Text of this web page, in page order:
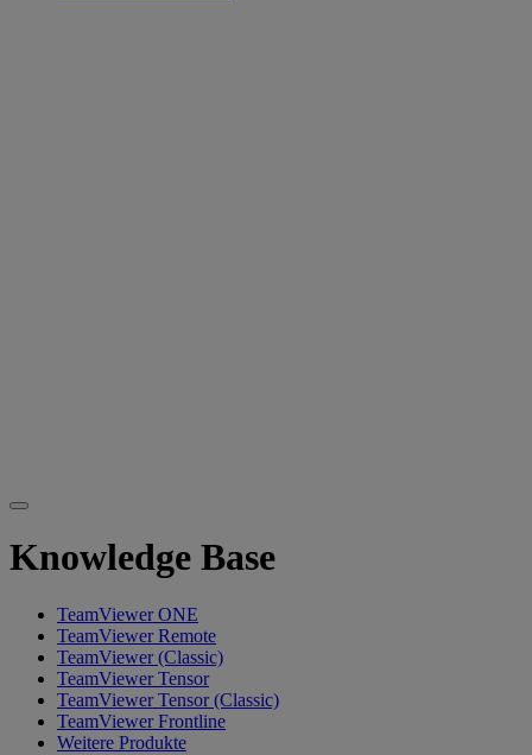
Knowledge Base
TeamViewer ONE
TeamViewer Remote
TeamViewer (Classic)
TeamViewer Tensor
TeamViewer Tensor (Classic)
TeamViewer Frontline
Weitere Produkte